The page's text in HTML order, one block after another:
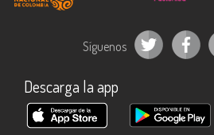
Síguenos
Descarga la app